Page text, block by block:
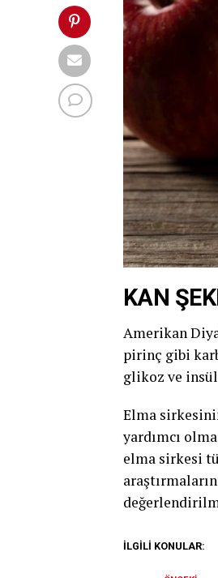
KAN
Amerikan
pirinç gibi
glikoz ve
Elma
yardımcı
elma sirkesi
İLGILI KONULAR: